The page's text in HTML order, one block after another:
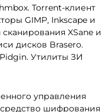
Torrent-клиент
GIMP, Inkscape и
XSane и
дисков Brasero.
Утилиты ЗИ
управления
шифрования